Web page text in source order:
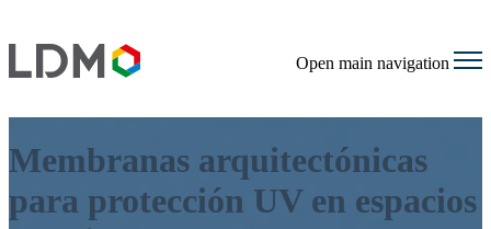
Open main navigation
Membranas arquitectónicas
para protección UV en espacios